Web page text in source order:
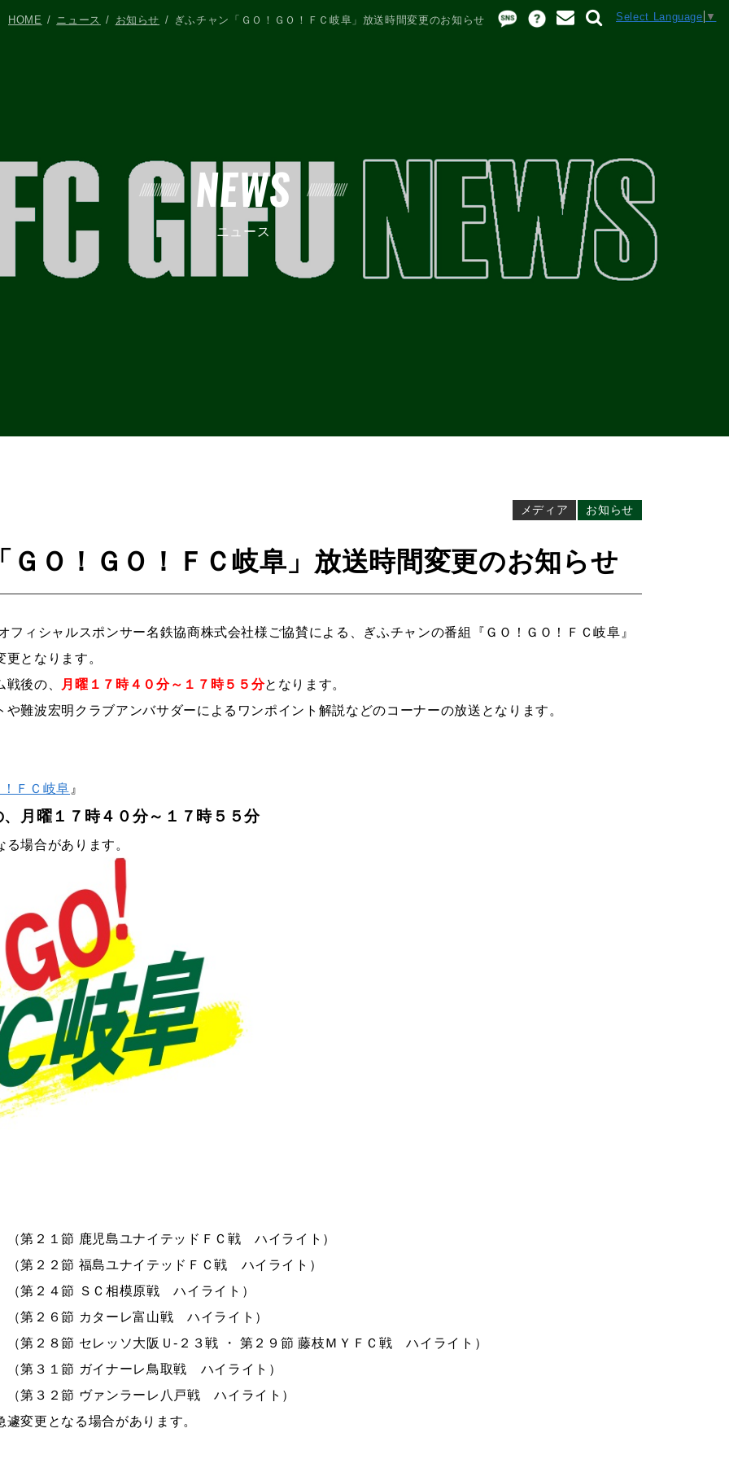
Select Language ▼
NEWS
ニュース
HOME ニュース お知らせ ぎふチャン「ＧＯ！ＧＯ！ＦＣ岐阜」放送時間変更のお知らせ
お知らせ
メディア
ＧＯ！ＧＯ！ＦＣ岐阜」放送時間変更のお知らせ
フィシャルスポンサー名鉄協商株式会社様ご協賛による、ぎふチャンの番組『ＧＯ！ＧＯ！ＦＣ岐阜』
となります。
後の、
月曜１７時４０分～１７時５５分となります。
難波宏明クラブアンバサダーによるワンポイント解説などのコーナーの放送となります。
ＦＣ岐阜 』
月曜１７時４０分～１７時５５分
場合があります。
（第２１節 鹿児島ユナイテッドＦＣ戦 ハイライト ）
（第２２節 福島ユナイテッドＦＣ戦 ハイライト ）
（第２４節 ＳＣ相模原戦 ハイライト ）
（第２６節 カターレ富山戦 ハイライト ）
（第２８節 セレッソ大阪Ｕ‐２３戦 ・ 第２９節 藤枝ＭＹＦＣ戦 ハイライト ）
（第３１節 ガイナーレ鳥取戦 ハイライト ）
（第３２節 ヴァンラーレ八戸戦 ハイライト ）
変更となる場合があります。